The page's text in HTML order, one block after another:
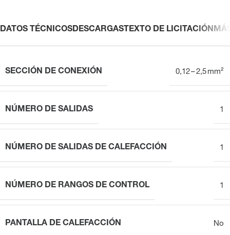
DATOS TÉCNICOSDESCARGASTEXTO DE LICITACIÓN
SECCIÓN DE CONEXIÓN 0,12 – 2,5 mm²
NÚMERO DE SALIDAS 1
NÚMERO DE SALIDAS DE CALEFACCIÓN 1
NÚMERO DE RANGOS DE CONTROL 1
PANTALLA DE CALEFACCIÓN No